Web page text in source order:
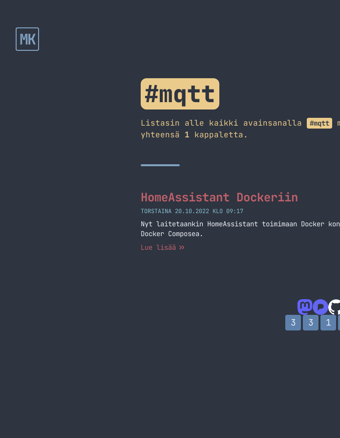
MK
#mqtt
Listasin alle kaikki avainsanalla #mqtt
yhteensä 1 kappaletta.
HomeAssistant Dockeriin
TORSTAINA 20.10.2022 KLO 09:17
Nyt laitetaankin HomeAssistant toimimaan Docker
Docker Composea.
Lue lisää
3 3 1